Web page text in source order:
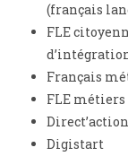
(français
FLE
Français
FLE métiers
Digistart